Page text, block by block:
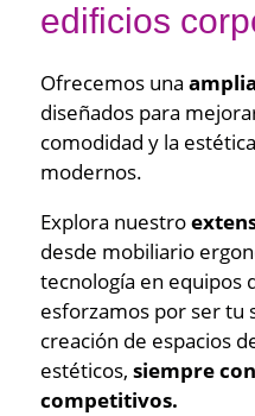
edificios
Ofrecemos una
diseñados para
comodidad y la
modernos.
Explora nuestro
desde mobiliario
tecnología en equipos
esforzamos por ser tu
creación de espacios
estéticos,siempre
competitivos.